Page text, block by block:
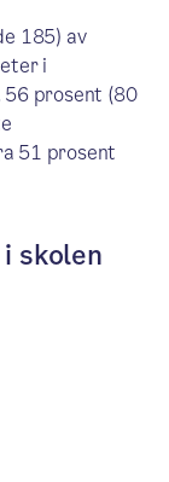
185) av
i
56 prosent (80
51 prosent
skolen